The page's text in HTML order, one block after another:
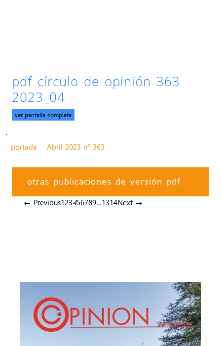
pdf círculo de opinión 363
2023_04
ver pantalla completa
.
portada
Abril 2023 nº 363
otras publicaciones de versión pdf
← Previous123456789…1314Next →